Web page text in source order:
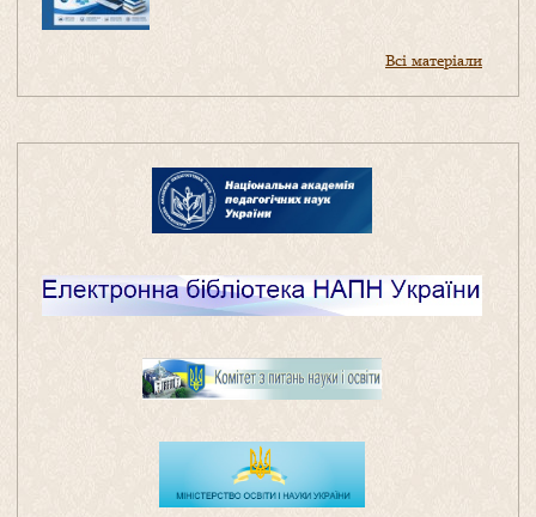
Всі матеріали